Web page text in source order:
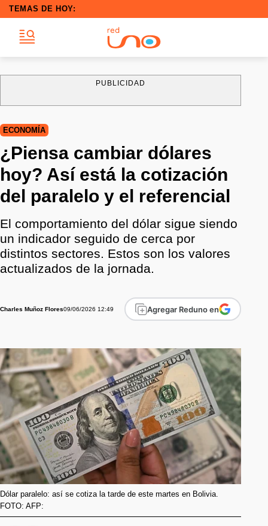
TEMAS DE HOY:
PUBLICIDAD
ECONOMÍA
¿Piensa cambiar dólares
hoy? Así está la cotización
del paralelo y el referencial
El comportamiento del dólar sigue siendo
un indicador seguido de cerca por
distintos sectores. Estos son los valores
actualizados de la jornada.
Charles Muñoz Flores09/06/2026 12:49 Agregar Reduno en
Dólar paralelo: así se cotiza la tarde de este martes en Bolivia.
FOTO: AFP: